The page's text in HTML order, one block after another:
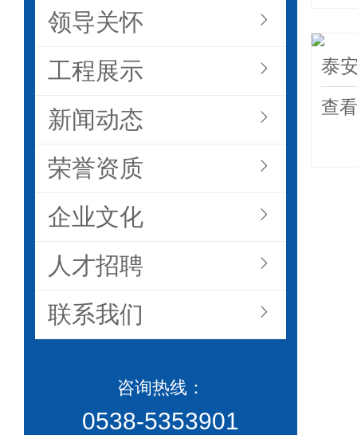
领导关怀 
工程展示 
新闻动态 
荣誉资质 
企业文化 
人才招聘 
联系我们 
咨询热线：
0538-5353901
泰
查